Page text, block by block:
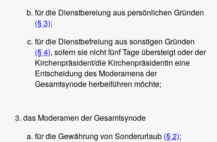
für die Dienstbereiung aus persönlichen Gründen
(§ 3);
für die Dienstbefreiung aus sonstigen Gründen
(§ 4), sofern sie nicht fünf Tage übersteigt oder der
Kirchenpräsident/die Kirchenpräsidentin eine
Entscheidung des Moderamens der
Gesamtsynode herbeiführen möchte;
das Moderamen der Gesamtsynode
für die Gewährung von Sonderurlaub (§ 2);